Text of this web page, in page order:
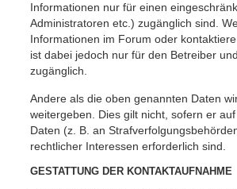
Informationen nur für einen
Administratoren etc.) zugänglich sind.
Informationen im Forum oder
ist dabei jedoch nur für den Betreiber
zugänglich.
Andere als die oben genannten Daten
weitergeben. Dies gilt nicht, sofern er
Daten (z. B. an
rechtlicher Interessen erforderlich sind.
GESTATTUNG DER KONTAKTAUFNAHME